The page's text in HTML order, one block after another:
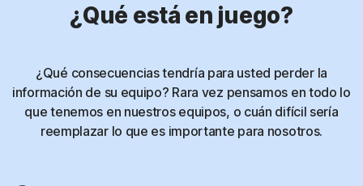
¿Qué está en juego?
¿Qué consecuencias tendría para usted perder la
información de su equipo? Rara vez pensamos en todo lo
que tenemos en nuestros equipos, o cuán difícil sería
reemplazar lo que es importante para nosotros.